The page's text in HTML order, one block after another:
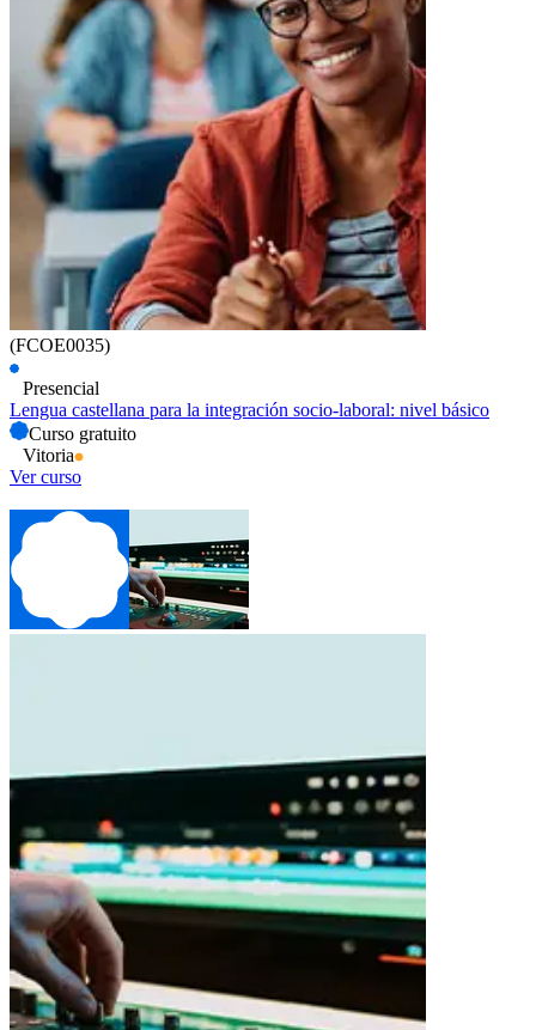
(FCOE0035)
Presencial
Lengua castellana para la integración socio-laboral: nivel básico
Curso gratuito
Vitoria
Ver curso